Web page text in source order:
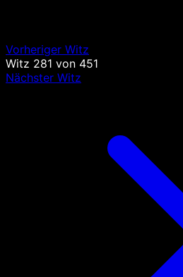
Vorheriger Witz
Witz 281 von 451
Nächster Witz